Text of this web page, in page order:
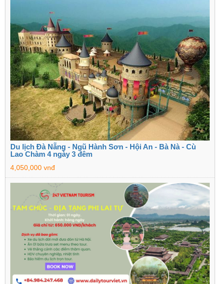
Du lịch Đà Nẵng - Ngũ Hành Sơn - Hội An - Bà Nà - Cù
Lao Chàm 4 ngày 3 đêm
4,050,000 vnđ